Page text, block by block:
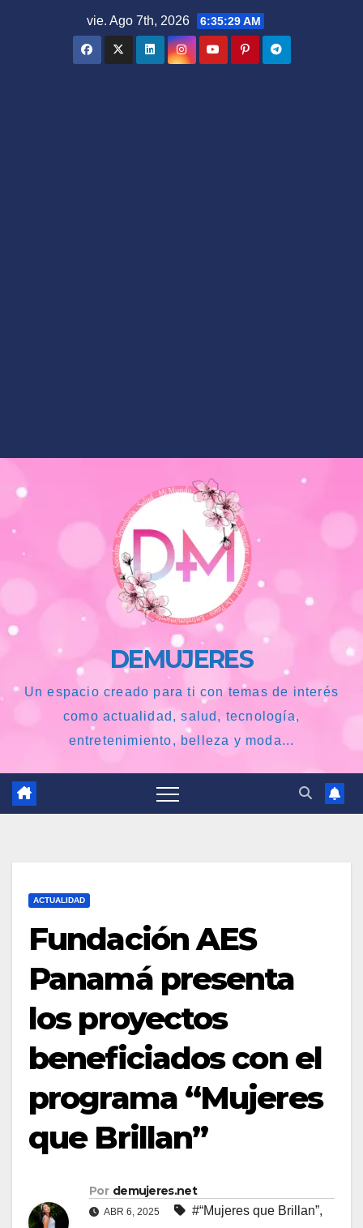
vie. Ago 7th, 2026 6:35:31 AM
DEMUJERES
Un espacio creado para ti con temas de interés
como actualidad, salud, tecnología,
entretenimiento, belleza y moda...
ACTUALIDAD
Fundación AES
Panamá presenta
los proyectos
beneficiados con el
programa “Mujeres
que Brillan”
Por demujeres.net
ABR 6, 2025 #“Mujeres que Brillan”,